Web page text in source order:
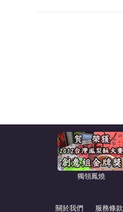
獨領鳳燒
關於我們 服務條款